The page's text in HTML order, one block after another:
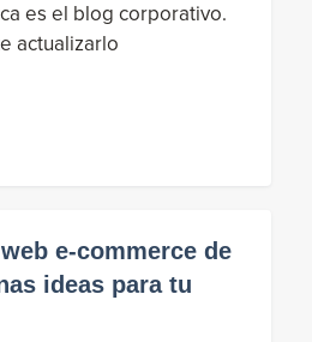
es el blog corporativo.
actualizarlo
e-commerce de
ideas para tu